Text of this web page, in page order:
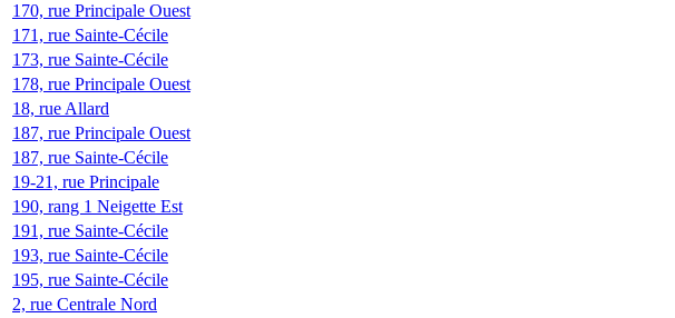
170, rue Principale Ouest
171, rue Sainte-Cécile
173, rue Sainte-Cécile
178, rue Principale Ouest
18, rue Allard
187, rue Principale Ouest
187, rue Sainte-Cécile
19-21, rue Principale
190, rang 1 Neigette Est
191, rue Sainte-Cécile
193, rue Sainte-Cécile
195, rue Sainte-Cécile
2, rue Centrale Nord